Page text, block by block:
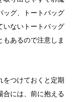
ッグ、トートバッグ
いないトートバッグ
あるので注意しま
をつけておくと定期
合には、前に抱える